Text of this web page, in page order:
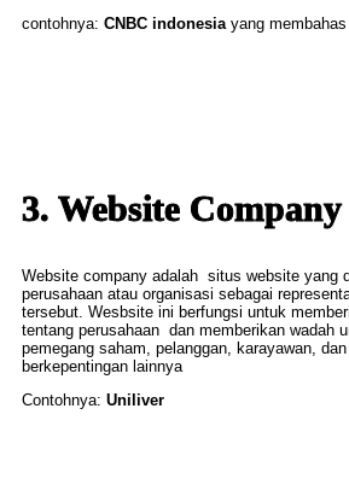
contohnya: CNBC indonesiayang
3. Website
Website company adalah situs website yang
perusahaan atau organisasi sebagai
tersebut. Wesbsite ini berfungsi untuk
tentang perusahaan dan memberikan wadah
pemegang saham, pelanggan, karayawan,
berkepentingan lainnya
Contohnya: Uniliver